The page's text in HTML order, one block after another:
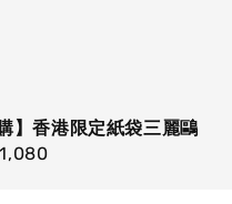
購】香港限定紙袋三麗鷗